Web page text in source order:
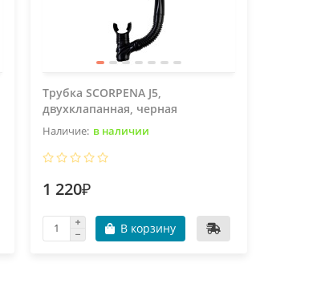
Трубка SCORPENA J5,
двухклапанная, черная
в наличии
1 220₽
В корзину